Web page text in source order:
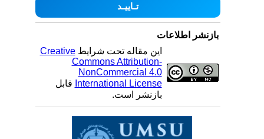
بازنشر اطلاعات
این مقاله تحت شرایطCreative
Commons Attribution-
NonCommercial 4.0
International Licenseقابل
بازنشر است.